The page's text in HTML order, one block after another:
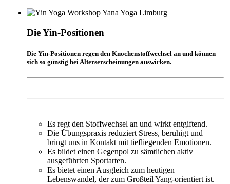
Die Yin-Positionen
Die Yin-Positionen regen den Knochenstoffwechsel an und können
sich so günstig bei Alterserscheinungen auswirken.
Es regt den Stoffwechsel an und wirkt entgiftend.
Die Übungspraxis reduziert Stress, beruhigt und
bringt uns in Kontakt mit tiefliegenden Emotionen.
Es bildet einen Gegenpol zu sämtlichen aktiv
ausgeführten Sportarten.
Es bietet einen Ausgleich zum heutigen
Lebenswandel, der zum Großteil Yang-orientiert ist.